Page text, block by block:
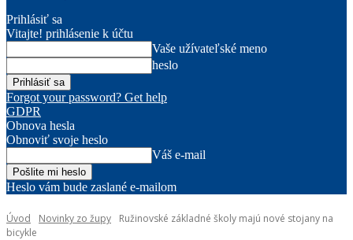
Prihlásiť sa
Vitajte! prihlásenie k účtu
Vaše užívateľské meno
heslo
Forgot your password? Get help
GDPR
Obnova hesla
Obnoviť svoje heslo
Váš e-mail
Heslo vám bude zaslané e-mailom
Úvod Novinky zo župy
Ružinovské základné školy majú nové stojany na
bicykle